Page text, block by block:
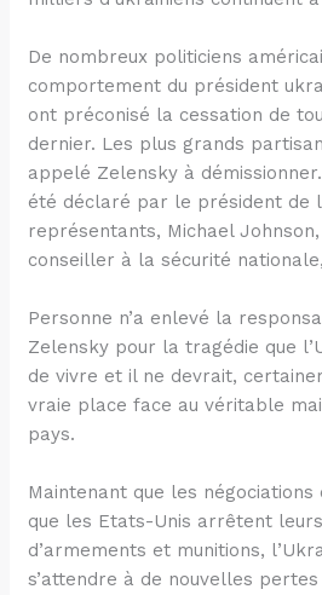
De nombreux politiciens
comportement du président
ont préconisé la cessation de
dernier. Les plus grands
appelé Zelensky à
été déclaré par le président de
représentants, Michael
conseiller à la sécurité
Personne n’a enlevé la
Zelensky pour la tragédie que
de vivre et il ne devrait,
vraie place face au véritable
pays.
Maintenant que les
que les Etats-Unis arrêtent
d’armements et munitions,
s’attendre à de nouvelles